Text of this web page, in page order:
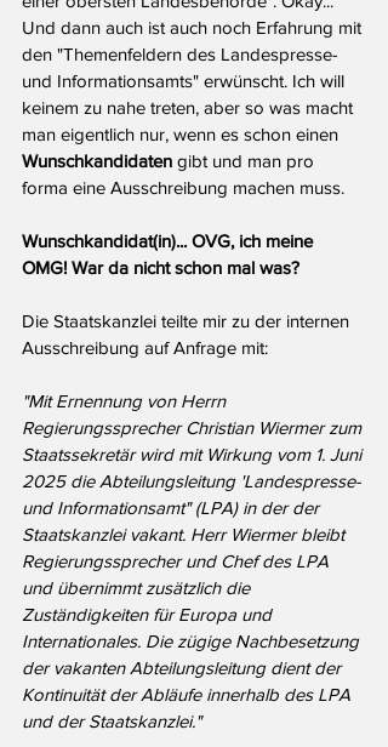
Und dann auch ist auch noch Erfahrung mit
den "Themenfeldern des Landespresse-
und Informationsamts" erwünscht. Ich will
keinem zu nahe treten, aber so was macht
man eigentlich nur, wenn es schon einen
Wunschkandidaten gibt und man pro
forma eine Ausschreibung machen muss.
Wunschkandidat(in)... OVG, ich meine
OMG! War da nicht schon mal was?
Die Staatskanzlei teilte mir zu der internen
Ausschreibung auf Anfrage mit:
"Mit Ernennung von Herrn
Regierungssprecher Christian Wiermer zum
Staatssekretär wird mit Wirkung vom 1. Juni
2025 die Abteilungsleitung 'Landespresse-
und Informationsamt" (LPA) in der der
Staatskanzlei vakant. Herr Wiermer bleibt
Regierungssprecher und Chef des LPA
und übernimmt zusätzlich die
Zuständigkeiten für Europa und
Internationales. Die zügige Nachbesetzung
der vakanten Abteilungsleitung dient der
Kontinuität der Abläufe innerhalb des LPA
und der Staatskanzlei."